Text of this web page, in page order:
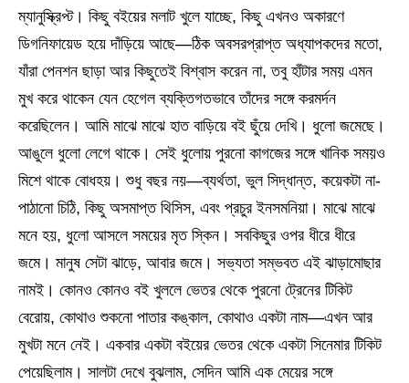
ম্যানুস্ক্রিপ্ট। কিছু বইয়ের মলাট খুলে যাচ্ছে, কিছু এখনও অকারণে
ডিগনিফায়েড হয়ে দাঁড়িয়ে আছে—ঠিক অবসরপ্রাপ্ত অধ্যাপকদের মতো,
যাঁরা পেনশন ছাড়া আর কিছুতেই বিশ্বাস করেন না, তবু হাঁটার সময় এমন
মুখ করে থাকেন যেন হেগেল ব্যক্তিগতভাবে তাঁদের সঙ্গে করমর্দন
করেছিলেন। আমি মাঝে মাঝে হাত বাড়িয়ে বই ছুঁয়ে দেখি। ধুলো জমেছে।
আঙুলে ধুলো লেগে থাকে। সেই ধুলোয় পুরনো কাগজের সঙ্গে খানিক সময়ও
মিশে থাকে বোধহয়। শুধু বছর নয়—ব্যর্থতা, ভুল সিদ্ধান্ত, কয়েকটা না-
পাঠানো চিঠি, কিছু অসমাপ্ত থিসিস, এবং প্রচুর ইনসমনিয়া। মাঝে মাঝে
মনে হয়, ধুলো আসলে সময়ের মৃত স্কিন। সবকিছুর ওপর ধীরে ধীরে
জমে। মানুষ সেটা ঝাড়ে, আবার জমে। সভ্যতা সম্ভবত এই ঝাড়ামোছার
নামই। কোনও কোনও বই খুললে ভেতর থেকে পুরনো ট্রেনের টিকিট
বেরোয়, কোথাও শুকনো পাতার কঙ্কাল, কোথাও একটা নাম—এখন আর
মুখটা মনে নেই। একবার একটা বইয়ের ভেতর থেকে একটা সিনেমার টিকিট
পেয়েছিলাম। সালটা দেখে বুঝলাম, সেদিন আমি এক মেয়ের সঙ্গে